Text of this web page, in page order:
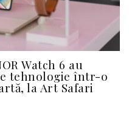
Watch 6 au
tehnologie într-o
la Art Safari